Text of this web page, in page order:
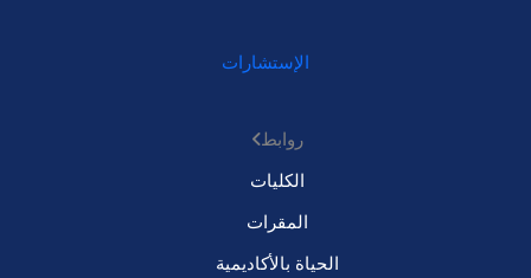
الإستشارات
روابط
الكليات
المقرات
الحياة بالأكاديمية